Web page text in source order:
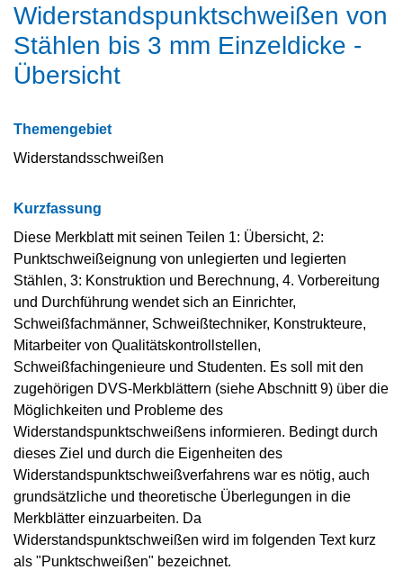
Widerstandspunktschweißen von
Stählen bis 3 mm Einzeldicke -
Übersicht
Themengebiet
Widerstandsschweißen
Kurzfassung
Diese Merkblatt mit seinen Teilen 1: Übersicht, 2:
Punktschweißeignung von unlegierten und legierten
Stählen, 3: Konstruktion und Berechnung, 4. Vorbereitung
und Durchführung wendet sich an Einrichter,
Schweißfachmänner, Schweißtechniker, Konstrukteure,
Mitarbeiter von Qualitätskontrollstellen,
Schweißfachingenieure und Studenten. Es soll mit den
zugehörigen DVS-Merkblättern (siehe Abschnitt 9) über die
Möglichkeiten und Probleme des
Widerstandspunktschweißens informieren. Bedingt durch
dieses Ziel und durch die Eigenheiten des
Widerstandspunktschweißverfahrens war es nötig, auch
grundsätzliche und theoretische Überlegungen in die
Merkblätter einzuarbeiten. Da
Widerstandspunktschweißen wird im folgenden Text kurz
als "Punktschweißen" bezeichnet.